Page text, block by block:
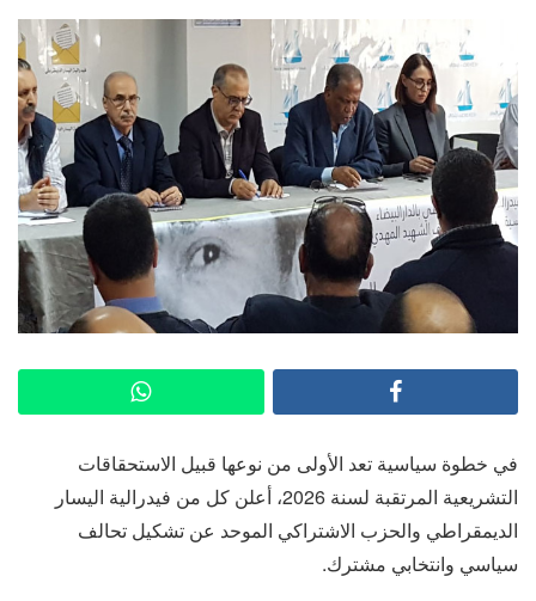
في خطوة سياسية تعد الأولى من نوعها قبيل الاستحقاقات
التشريعية المرتقبة لسنة 2026، أعلن كل من فيدرالية اليسار
الديمقراطي والحزب الاشتراكي الموحد عن تشكيل تحالف
سياسي وانتخابي مشترك.